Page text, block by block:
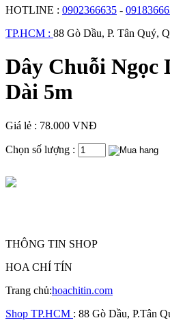
HOTLINE : 0902366635 -
TP.HCM : 88 Gò Dầu, P. Tân Quý,
Dây Chuỗi Ngọc
Dài 5m
Giá lẻ : 78.000 VNĐ
Chọn số lượng :
THÔNG TIN SHOP
HOA CHÍ TÍN
Trang chủ:hoachitin.com
Shop TP.HCM : 88 Gò Dầu, P.Tân